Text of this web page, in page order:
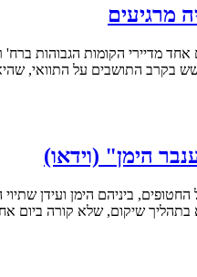
מרגיעים
אבל זו הולכת להיות אוטוסטרדה, שלא הייתה מביישת
בקרב התושבים על התוואי,
הימן" (וידאו)